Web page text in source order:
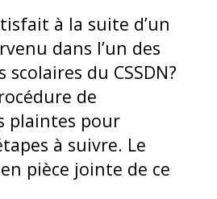
à la suite d’un
dans l’un des
du CSSDN?
de
plaintes pour
à suivre. Le
pièce jointe de ce